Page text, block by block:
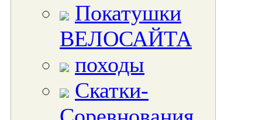
Покатушки
ВЕЛОСАЙТА
походы
Скатки-